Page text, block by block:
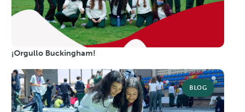
¡Orgullo Buckingham!
BLOG